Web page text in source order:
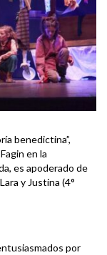
benedictina”,
en la
es apoderado de
y Justina (4°
por